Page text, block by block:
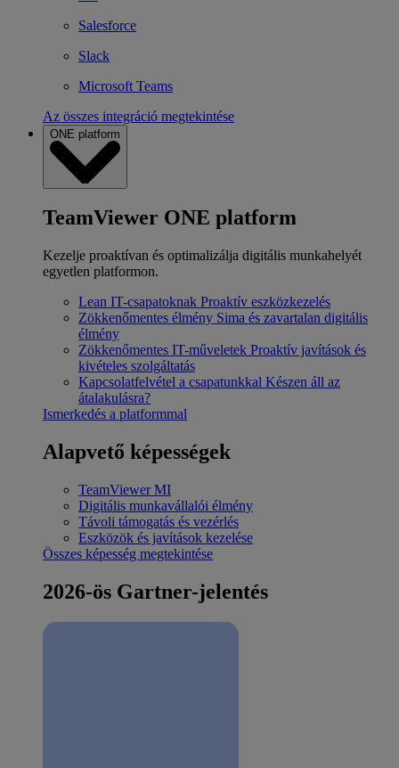
Salesforce
Slack
Microsoft Teams
Az összes integráció megtekintése
ONE platform
TeamViewer ONE platform
Kezelje proaktívan és optimalizálja digitális munkahelyét
egyetlen platformon.
Lean IT-csapatoknak Proaktív eszközkezelés
Zökkenőmentes élmény Sima és zavartalan digitális
élmény
Zökkenőmentes IT-műveletek Proaktív javítások és
kivételes szolgáltatás
Kapcsolatfelvétel a csapatunkkal Készen áll az
átalakulásra?
Ismerkedés a platformmal
Alapvető képességek
TeamViewer MI
Digitális munkavállalói élmény
Távoli támogatás és vezérlés
Eszközök és javítások kezelése
Összes képesség megtekintése
2026-ös Gartner-jelentés